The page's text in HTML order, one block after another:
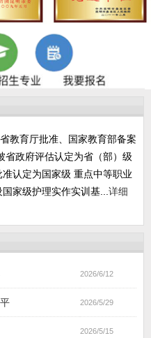
教育厅批准、国家教育部备案
省政府评估认定为省（部）级
认定为国家级 重点中等职业
家级护理实作实训基...详细
2026/6/12
2026/5/29
2026/5/15